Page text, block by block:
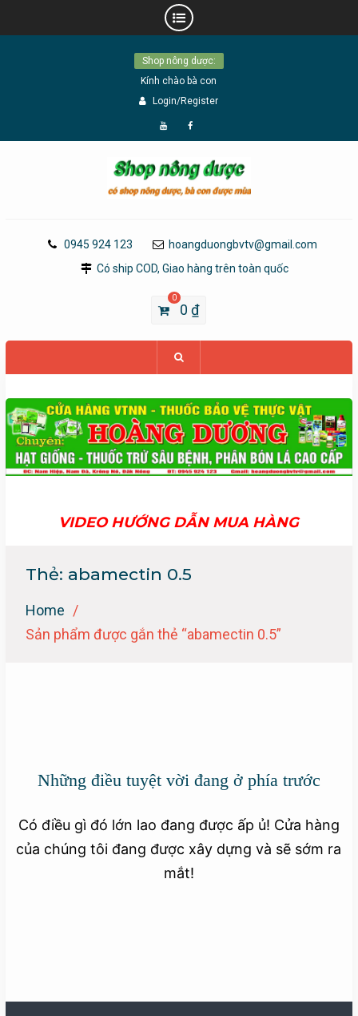
Shop nông dược:
Kính chào bà con
Login/Register
Đăng
YouTube
Page
0945 924 123
hoangduongbvtv@gmail.com
Có ship COD, Giao hàng trên toàn quốc
0
0₫
VIDEO HƯỚNG DẪN MUA HÀNG
Thẻ: abamectin 0.5
Home
Sản phẩm được gắn thẻ “abamectin 0.5”
Những điều tuyệt vời đang ở phía trước
Có điều gì đó lớn lao đang được ấp ủ! Cửa hàng
của chúng tôi đang được xây dựng và sẽ sớm ra
mắt!